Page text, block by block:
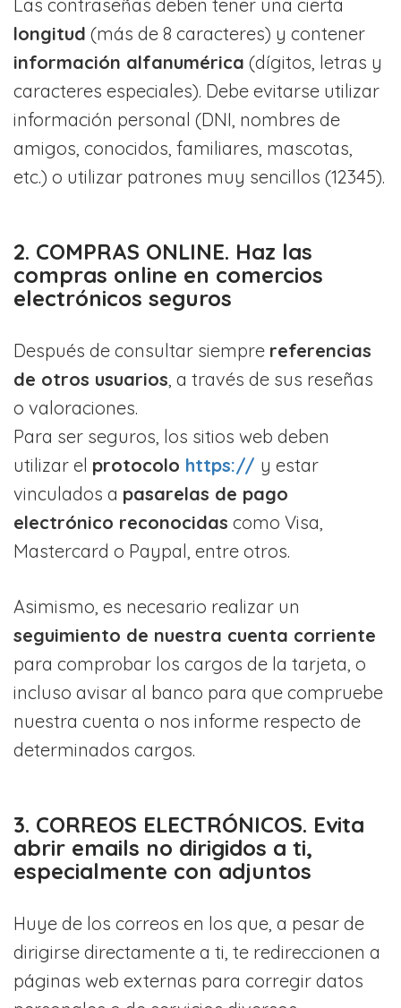
Las contraseñas deben tener una cierta
longitud (más de 8 caracteres) y contener
información alfanumérica (dígitos, letras y
caracteres especiales). Debe evitarse utilizar
información personal (DNI, nombres de
amigos, conocidos, familiares, mascotas,
etc.) o utilizar patrones muy sencillos (12345).
2. COMPRAS ONLINE. Haz las
compras online en comercios
electrónicos seguros
Después de consultar siempre referencias
de otros usuarios , a través de sus reseñas
o valoraciones.
Para ser seguros, los sitios web deben
utilizar el protocolo https:// y estar
vinculados a pasarelas de pago
electrónico reconocidas como Visa,
Mastercard o Paypal, entre otros.
Asimismo, es necesario realizar un
seguimiento de nuestra cuenta corriente
para comprobar los cargos de la tarjeta, o
incluso avisar al banco para que compruebe
nuestra cuenta o nos informe respecto de
determinados cargos.
3. CORREOS ELECTRÓNICOS. Evita
abrir emails no dirigidos a ti,
especialmente con adjuntos
Huye de los correos en los que, a pesar de
dirigirse directamente a ti, te redireccionen a
páginas web externas para corregir datos